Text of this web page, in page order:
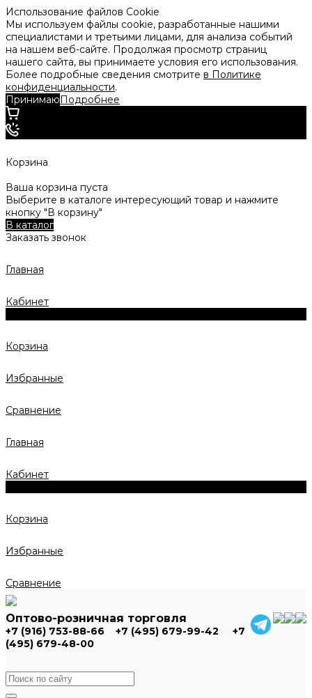
Использование файлов Cookie
Мы используем файлы cookie, разработанные нашими
специалистами и третьими лицами, для анализа событий
на нашем веб-сайте. Продолжая просмотр страниц
нашего сайта, вы принимаете условия его использования.
Более подробные сведения смотрите в Политике
конфиденциальности.
ПринимаюПодробнее
Корзина
Ваша корзина пуста
Выберите в каталоге интересующий товар и нажмите
кнопку "В корзину"
В каталог
Заказать звонок
Главная
Кабинет
Корзина
Избранные
Сравнение
Главная
Кабинет
Корзина
Избранные
Сравнение
Оптово-розничная торговля
+7 (916) 753-88-66 +7 (495) 679-99-42
+7
(495) 679-48-00